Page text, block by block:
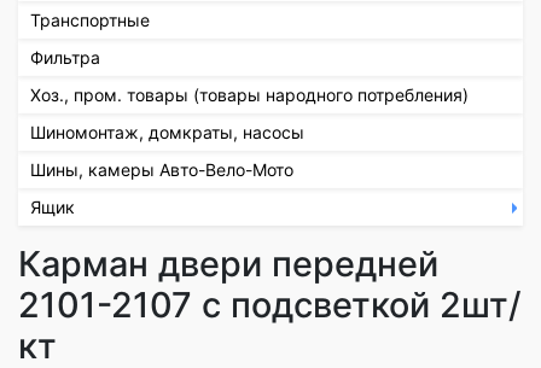
Транспортные
Фильтра
Хоз., пром. товары (товары народного потребления)
Шиномонтаж, домкраты, насосы
Шины, камеры Авто-Вело-Мото
Ящик
Карман двери передней
2101-2107 с подсветкой 2шт/
кт